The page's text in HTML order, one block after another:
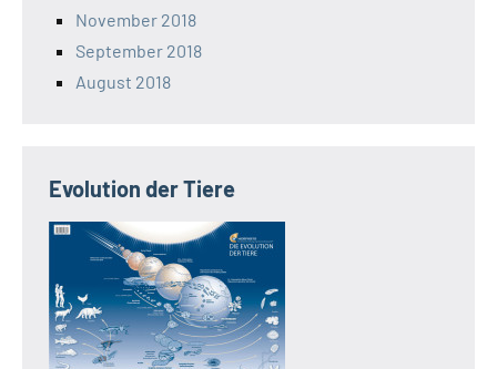
November 2018
September 2018
August 2018
Evolution der Tiere